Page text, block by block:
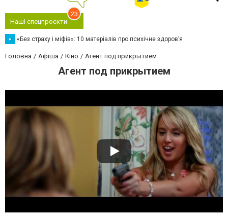
Наші спецпроєкти
23
« «Без страху і міфів»: 10 матеріалів про психічне здоров’я
Головна Афіша Кіно Агент под прикрытием
Агент под прикрытием